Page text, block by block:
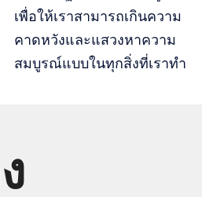
เพื่อให้เราสามารถเกินความ
คาดหวังและแสวงหาความ
สมบูรณ์แบบในทุกสิ่งที่เราทำ